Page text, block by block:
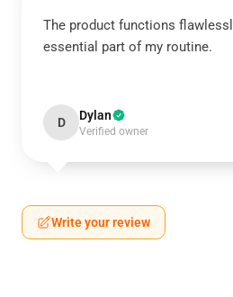
The product functions
essential part of my routine.
D Dylan
Verified owner
Write your review